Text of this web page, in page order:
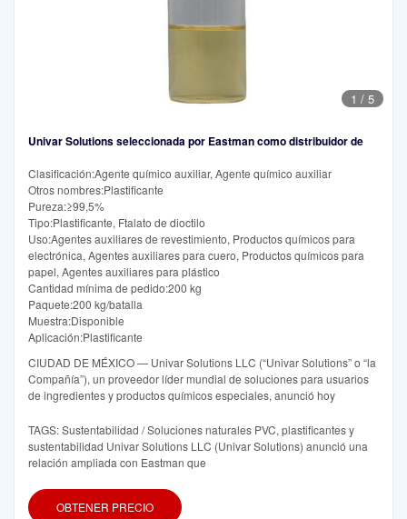
1 / 5
Univar Solutions seleccionada por Eastman como distribuidor de
Clasificación:Agente químico auxiliar, Agente químico auxiliar
Otros nombres:Plastificante
Pureza:≥99,5%
Tipo:Plastificante, Ftalato de dioctilo
Uso:Agentes auxiliares de revestimiento, Productos químicos para
electrónica, Agentes auxiliares para cuero, Productos químicos para
papel, Agentes auxiliares para plástico
Cantidad mínima de pedido:200 kg
Paquete:200 kg/batalla
Muestra:Disponible
Aplicación:Plastificante
CIUDAD DE MÉXICO — Univar Solutions LLC (“Univar Solutions” o “la
Compañía”), un proveedor líder mundial de soluciones para usuarios
de ingredientes y productos químicos especiales, anunció hoy
TAGS: Sustentabilidad / Soluciones naturales PVC, plastificantes y
sustentabilidad Univar Solutions LLC (Univar Solutions) anunció una
relación ampliada con Eastman que
OBTENER PRECIO